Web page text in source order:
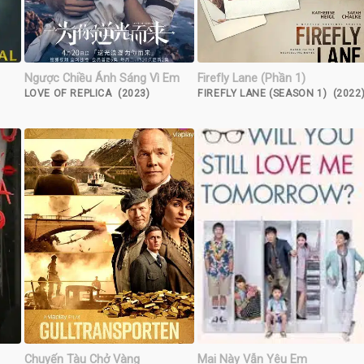
Ngược Chiều Ánh Sáng Vì Em
LOVE OF REPLICA (2023)
Firefly Lane (Phần 1)
FIREFLY LANE (SEASON 1)
Chuyến Tàu Chở Vàng Mai Này Vẫn Yêu Em